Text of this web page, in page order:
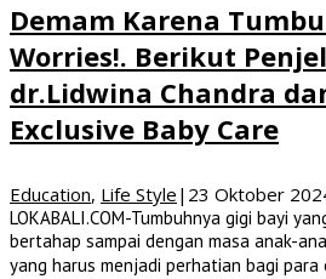
Demam Karena
Worries!. Berikut
dr.Lidwina Chandra
Exclusive Baby Care
Education, Life Style | 23 Oktober
LOKABALI.COM-Tumbuhnya gigi bayi
bertahap sampai dengan masa anak-
yang harus menjadi perhatian bagi para